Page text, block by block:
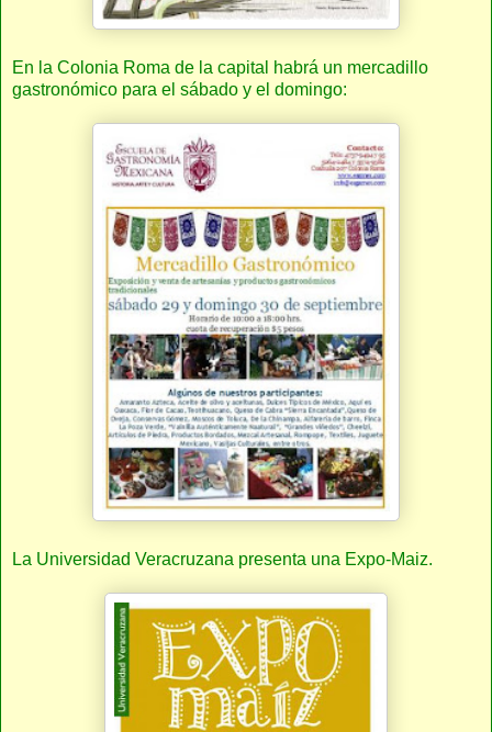
En la Colonia Roma de la capital habrá un mercadillo
gastronómico para el sábado y el domingo:
La Universidad Veracruzana presenta una Expo-Maiz.